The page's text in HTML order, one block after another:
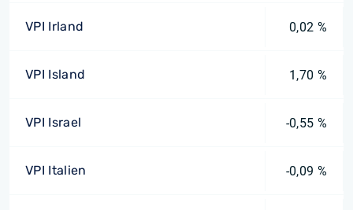
VPI Irland 0,02 %
VPI Island 1,70 %
VPI Israel -0,55 %
VPI Italien -0,09 %